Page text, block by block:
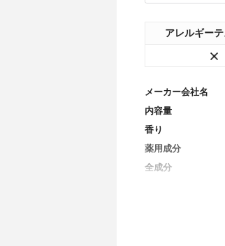
アレルギー
メーカー会社名
内容量
香り
薬用成分
全成分